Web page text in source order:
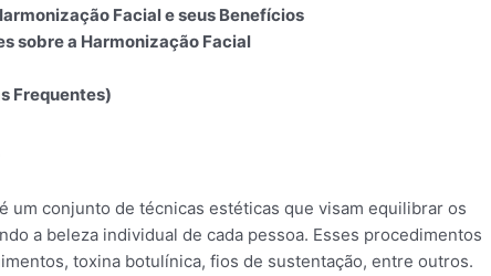
Facial e seus Benefícios
sobre a Harmonização Facial
Frequentes)
um conjunto de técnicas estéticas que visam equilibrar os
a beleza individual de cada pessoa. Esses procedimentos
toxina botulínica, fios de sustentação, entre outros.